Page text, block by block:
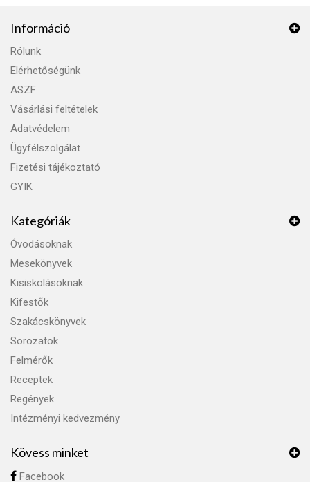
Információ
Rólunk
Elérhetőségünk
ASZF
Vásárlási feltételek
Adatvédelem
Ügyfélszolgálat
Fizetési tájékoztató
GYIK
Kategóriák
Óvodásoknak
Mesekönyvek
Kisiskolásoknak
Kifestők
Szakácskönyvek
Sorozatok
Felmérők
Receptek
Regények
Intézményi kedvezmény
Kövess minket
Facebook